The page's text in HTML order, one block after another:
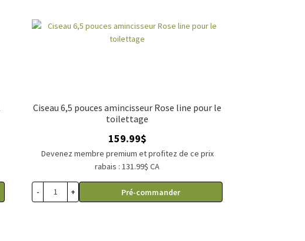
Ciseau 6,5 pouces amincisseur Rose line pour le
toilettage
159.99$
Devenez membre premium et profitez de ce prix
rabais : 131.99$ CA
- + Pré-commander